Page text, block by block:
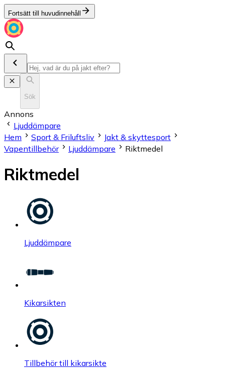
Fortsätt till huvudinnehåll
Sök
Annons
Ljuddämpare
Hem
Sport & Friluftsliv
Jakt & skyttesport
Vapentillbehör
Ljuddämpare Riktmedel
Riktmedel
Ljuddämpare
Kikarsikten
Tillbehör till kikarsikte